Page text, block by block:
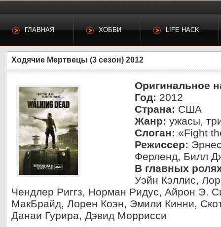
ГЛАВНАЯ ХОББИ LIFE HACK
Ходячие Мертвецы (3 сезон) 2012
Оригинальное
Год: 2012
Страна: США
Жанр: ужасы,
Слоган: «Fight
Режиссер:
Ферленд, Билл
В главных
Уэйн Кэллис,
Чендлер Риггз, Норман Ридус, Айрон Э.
МакБрайд, Лорен Коэн, Эмили Кинни,
Данаи Гурира, Дэвид Моррисси